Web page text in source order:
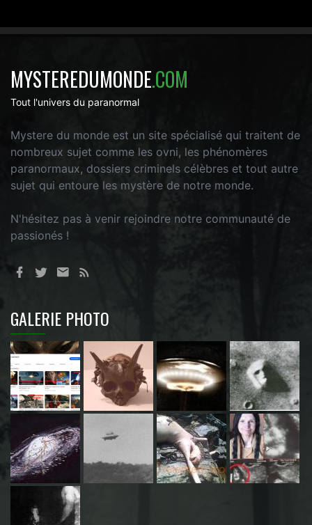
MYSTEREDUMONDE.COM
Tout l'univers du paranormal
Mystere du monde est un site spécialisé qui traitent de
nombreux sujet comme les ovni, les phénomères
paranormaux, dossiers criminels célèbres et tout autre
sujet qui entoure les mystère de notre monde.
N'hésitez pas à venir rejoindre notre communauté de
passionés !
GALERIE PHOTO